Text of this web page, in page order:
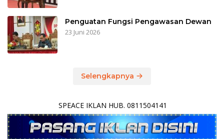
Penguatan Fungsi Pengawasan Dewan
23 Juni 2026
Selengkapnya
SPEACE IKLAN HUB. 0811504141